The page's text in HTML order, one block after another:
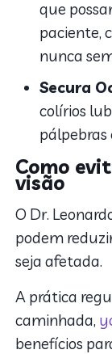
que
paciente,
nunca
Secura
colírios
pálpebras
Como
visão
O Dr.
podem
seja afetada.
A prática
caminhada,
benefícios